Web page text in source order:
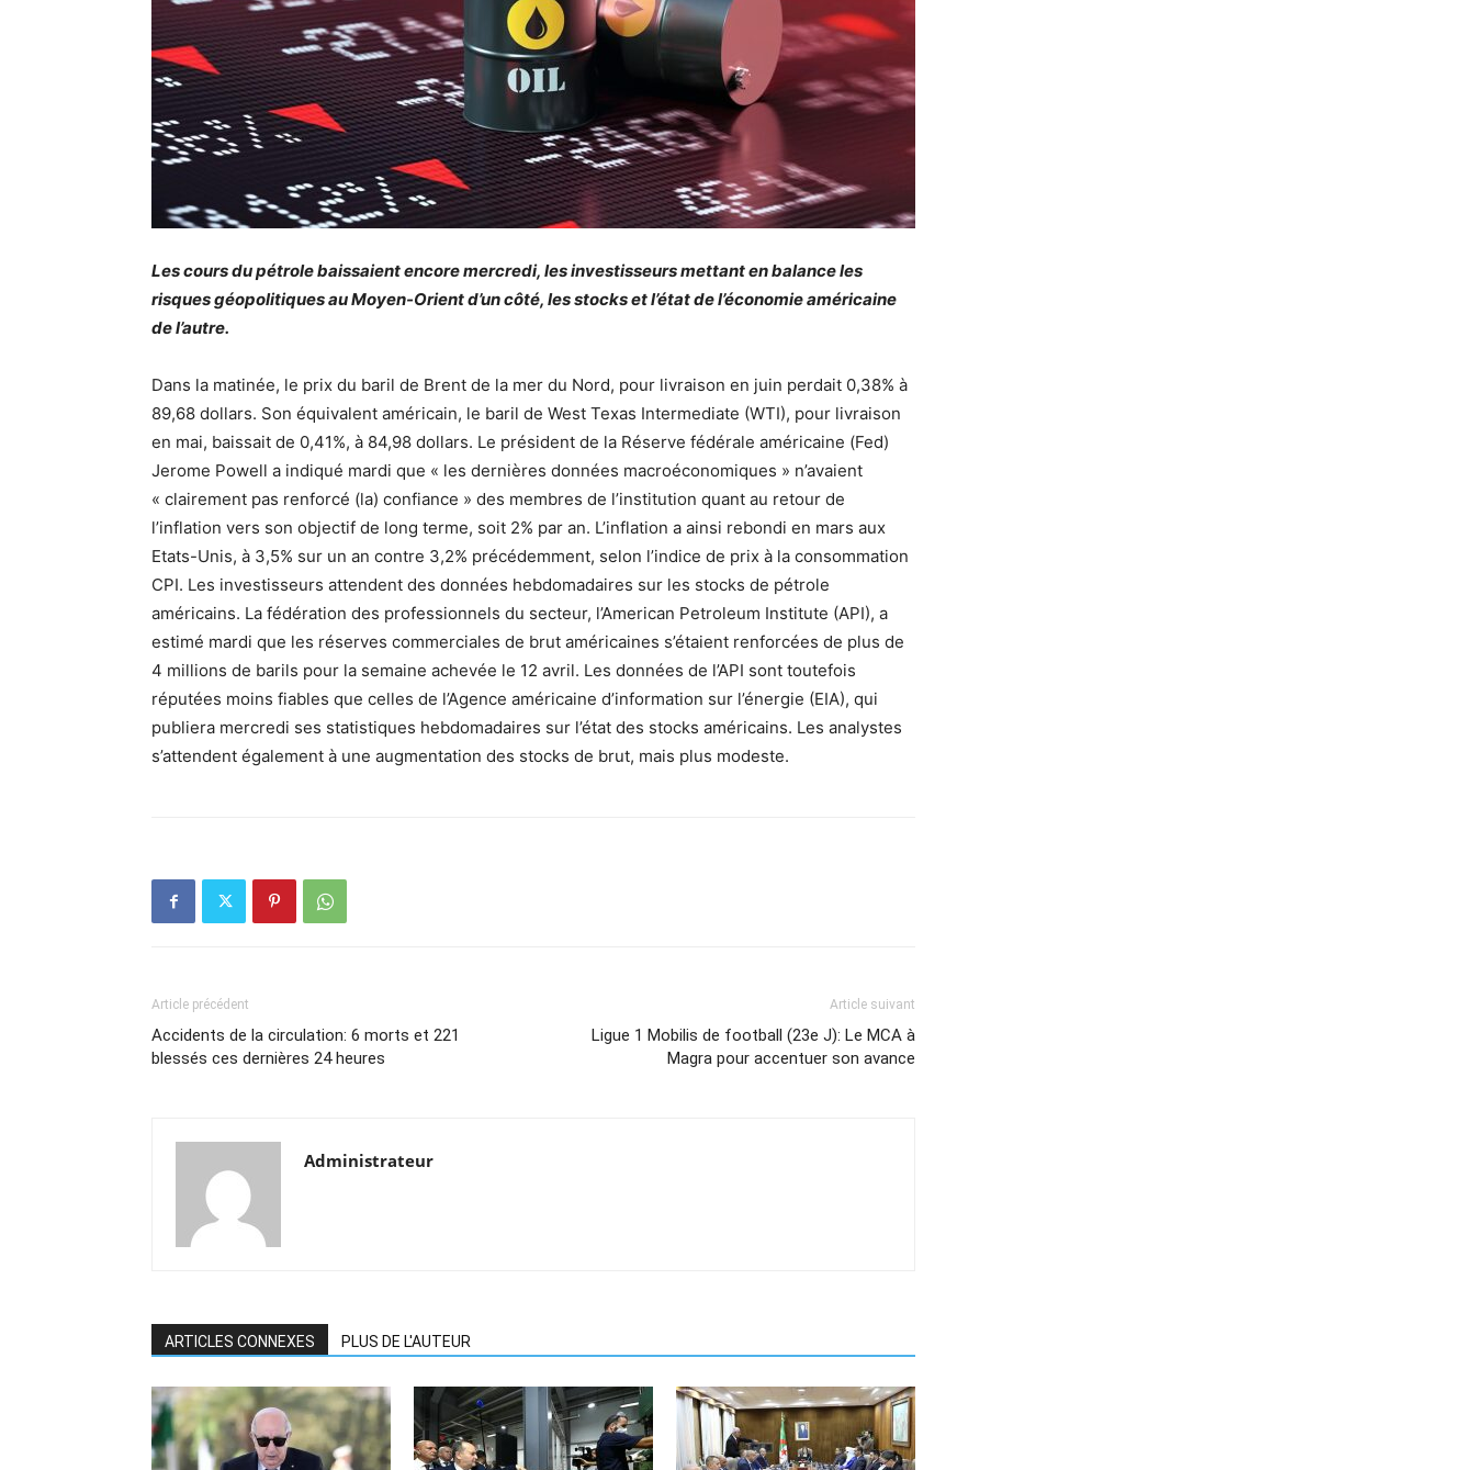
Les cours du pétrole baissaient encore mercredi, les investisseurs mettant en balance les
risques géopolitiques au Moyen-Orient d’un côté, les stocks et l’état de l’économie américaine
de l’autre.
Dans la matinée, le prix du baril de Brent de la mer du Nord, pour livraison en juin perdait 0,38% à
89,68 dollars. Son équivalent américain, le baril de West Texas Intermediate (WTI), pour livraison
en mai, baissait de 0,41%, à 84,98 dollars. Le président de la Réserve fédérale américaine (Fed)
Jerome Powell a indiqué mardi que « les dernières données macroéconomiques » n’avaient
« clairement pas renforcé (la) confiance » des membres de l’institution quant au retour de
l’inflation vers son objectif de long terme, soit 2% par an. L’inflation a ainsi rebondi en mars aux
Etats-Unis, à 3,5% sur un an contre 3,2% précédemment, selon l’indice de prix à la consommation
CPI. Les investisseurs attendent des données hebdomadaires sur les stocks de pétrole
américains. La fédération des professionnels du secteur, l’American Petroleum Institute (API), a
estimé mardi que les réserves commerciales de brut américaines s’étaient renforcées de plus de
4 millions de barils pour la semaine achevée le 12 avril. Les données de l’API sont toutefois
réputées moins fiables que celles de l’Agence américaine d’information sur l’énergie (EIA), qui
publiera mercredi ses statistiques hebdomadaires sur l’état des stocks américains. Les analystes
s’attendent également à une augmentation des stocks de brut, mais plus modeste.
Article précédent
Accidents de la circulation: 6 morts et 221
blessés ces dernières 24 heures
Article suivant
Ligue 1 Mobilis de football (23e J): Le MCA à
Magra pour accentuer son avance
Administrateur
ARTICLES CONNEXES PLUS DE L'AUTEUR